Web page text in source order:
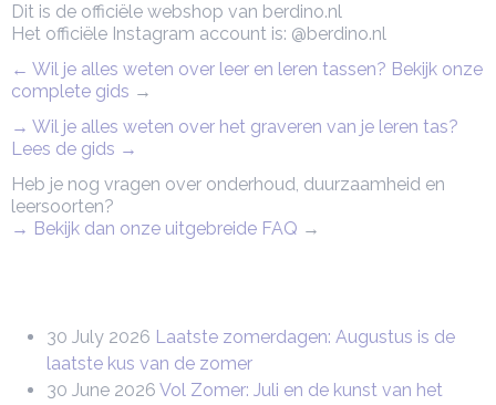
Dit is de officiële webshop van berdino.nl
Het officiële Instagram account is: @berdino.nl
← Wil je alles weten over leer en leren tassen? Bekijk onze
complete gids →
→ Wil je alles weten over het graveren van je leren tas?
Lees de gids →
Heb je nog vragen over onderhoud, duurzaamheid en
leersoorten?
→ Bekijk dan onze uitgebreide FAQ →
30 July 2026 Laatste zomerdagen: Augustus is de
laatste kus van de zomer
30 June 2026 Vol Zomer: Juli en de kunst van het